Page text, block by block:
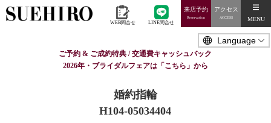
WEB問合せ LINE問合せ
来店予約
Reservation
アクセス
ACCESS MENU
ご予約 & ご成約特典 / 交通費キャッシュバック
2026年・ブライダルフェアは「こちら」から
婚約指輪
H104-05034404